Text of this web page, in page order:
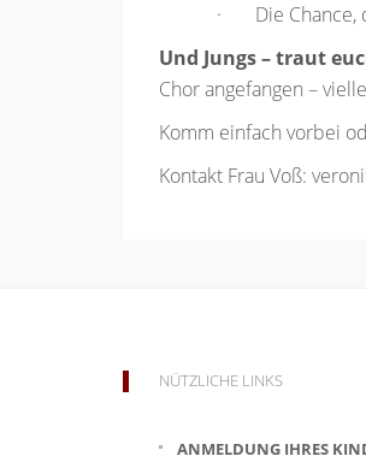
· Die Chance,
Und Jungs – traut
Chor angefangen –
Komm einfach vorbei
Kontakt Frau Voß:
NÜTZLICHE LINKS
ANMELDUNG IHRES